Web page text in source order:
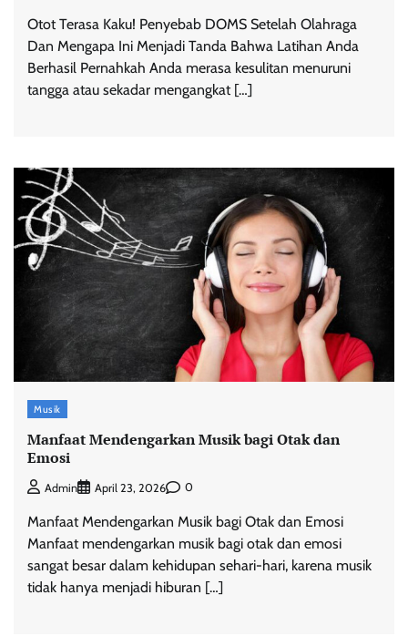
Otot Terasa Kaku! Penyebab DOMS Setelah Olahraga
Dan Mengapa Ini Menjadi Tanda Bahwa Latihan Anda
Berhasil Pernahkah Anda merasa kesulitan menuruni
tangga atau sekadar mengangkat […]
Musik
Manfaat Mendengarkan Musik bagi Otak dan
Emosi
Admin April 23, 2026 0
Manfaat Mendengarkan Musik bagi Otak dan Emosi
Manfaat mendengarkan musik bagi otak dan emosi
sangat besar dalam kehidupan sehari-hari, karena musik
tidak hanya menjadi hiburan […]